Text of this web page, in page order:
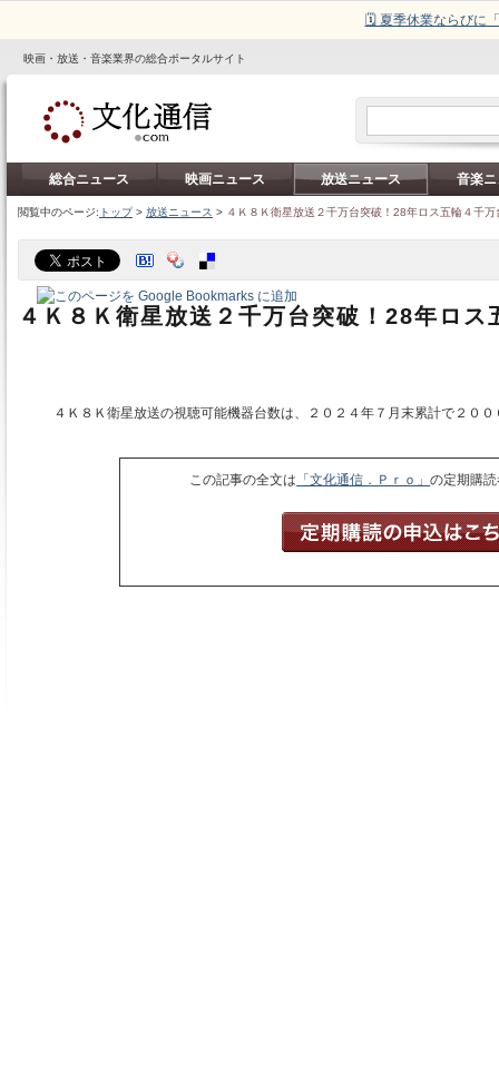
🗓️ 夏季休業ならびに
映画・放送・音楽業界の総合ポータルサイト
総合ニュース 映画ニュース 放送ニュース 音楽
閲覧中のページ: トップ> 放送ニュース > ４Ｋ８Ｋ衛星放送２千万台突破！28年ロス五輪４千万
４Ｋ８Ｋ衛星放送２千万台突破！28年ロス
４Ｋ８Ｋ衛星放送の視聴可能機器台数は、２０２４年７月末累計で２０
この記事の全文は 「文化通信．Ｐｒｏ」の定期購